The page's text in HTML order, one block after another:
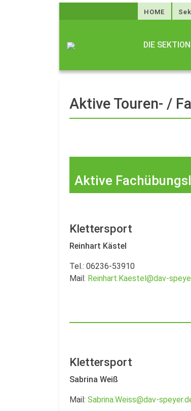
HOME
DIE SEKTION
Aktive Touren- /
Aktive
Klettersport
Reinhart Kästel
Tel.: 06236-53910
Mail: Reinhart.Kaestel@dav-
Klettersport
Sabrina Weiß
Mail: Sabrina.Weiss@dav-